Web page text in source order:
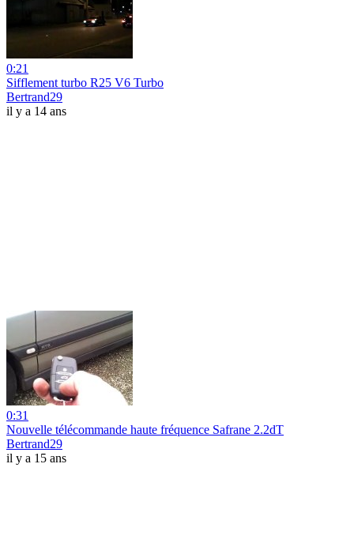
0:21
Sifflement turbo R25 V6 Turbo
Bertrand29
il y a 14 ans
0:31
Nouvelle télécommande haute fréquence Safrane 2.2dT
Bertrand29
il y a 15 ans